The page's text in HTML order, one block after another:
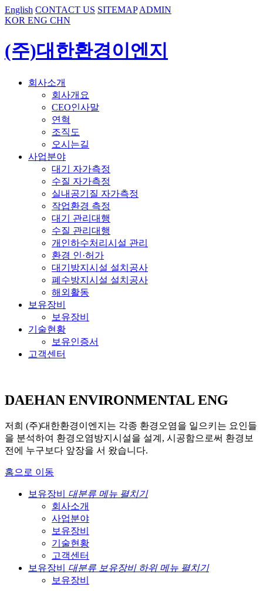
English CONTACT US SITEMAP ADMIN
KOR ENG CHN
(주)대한환경이엔지
회사소개
회사개요
CEO인사말
연혁
조직도
오시는길
사업분야
대기 자가측정
수질 자가측정
실내공기질 자가측정
작업환경 측정
대기 관리대행
수질 관리대행
개인하수처리시설 관리
환경 인·허가
대기방지시설 설치공사
폐수방지시설 설치공사
해외활동
보유장비
보유장비
기술현황
보유인증서
고객센터
DAEHAN ENVIRONMENTAL ENG
저희 (주)대한환경이엔지는 각종 환경오염을 일으키는 요인들
을 분석하여 환경오염방지시설을 설계, 시공함으로써 환경보
전에 누구보다 앞장을 서 왔습니다.
홈으로 이동
보유장비 대분류 메뉴 펼치기
회사소개
사업분야
보유장비
기술현황
고객센터
보유장비 대분류 보유장비 하위 메뉴 펼치기
보유장비